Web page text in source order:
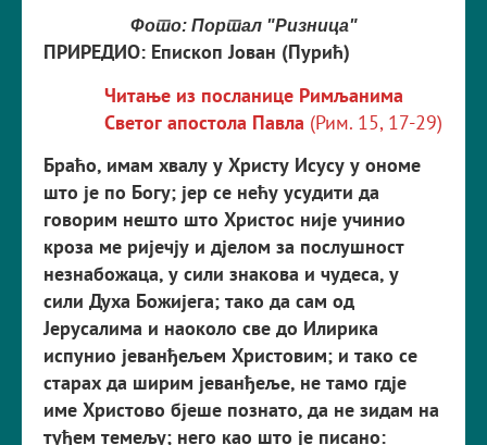
Фото: Портал "Ризница"
ПРИРЕДИО: Епископ Јован (Пурић)
Читање из посланице Римљанима
Светог апостола Павла (Рим. 15, 17-29)
Браћо, имам хвалу у Христу Исусу у ономе
што је по Богу; јер се нећу усудити да
говорим нешто што Христос није учинио
кроза ме ријечју и дјелом за послушност
незнабожаца, у сили знакова и чудеса, у
сили Духа Божијега; тако да сам од
Јерусалима и наоколо све до Илирика
испунио јеванђељем Христовим; и тако се
старах да ширим јеванђеље, не тамо гдје
име Христово бјеше познато, да не зидам на
туђем темељу; него као што је писано: